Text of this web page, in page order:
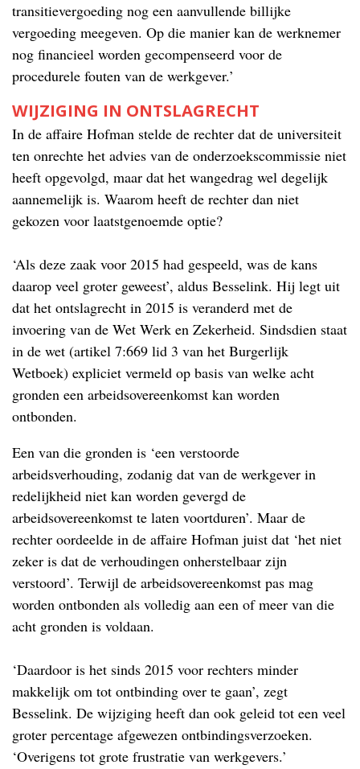
transitievergoeding nog een aanvullende billijke
vergoeding meegeven. Op die manier kan de werknemer
nog financieel worden gecompenseerd voor de
procedurele fouten van de werkgever.’
WIJZIGING IN ONTSLAGRECHT
In de affaire Hofman stelde de rechter dat de universiteit
ten onrechte het advies van de onderzoekscommissie niet
heeft opgevolgd, maar dat het wangedrag wel degelijk
aannemelijk is. Waarom heeft de rechter dan niet
gekozen voor laatstgenoemde optie?
‘Als deze zaak voor 2015 had gespeeld, was de kans
daarop veel groter geweest’, aldus Besselink. Hij legt uit
dat het ontslagrecht in 2015 is veranderd met de
invoering van de Wet Werk en Zekerheid. Sindsdien staat
in de wet (artikel 7:669 lid 3 van het Burgerlijk
Wetboek) expliciet vermeld op basis van welke acht
gronden een arbeidsovereenkomst kan worden
ontbonden.
Een van die gronden is ‘een verstoorde
arbeidsverhouding, zodanig dat van de werkgever in
redelijkheid niet kan worden gevergd de
arbeidsovereenkomst te laten voortduren’. Maar de
rechter oordeelde in de affaire Hofman juist dat ‘het niet
zeker is dat de verhoudingen onherstelbaar zijn
verstoord’. Terwijl de arbeidsovereenkomst pas mag
worden ontbonden als volledig aan een of meer van die
acht gronden is voldaan.
‘Daardoor is het sinds 2015 voor rechters minder
makkelijk om tot ontbinding over te gaan’, zegt
Besselink. De wijziging heeft dan ook geleid tot een veel
groter percentage afgewezen ontbindingsverzoeken.
‘Overigens tot grote frustratie van werkgevers.’